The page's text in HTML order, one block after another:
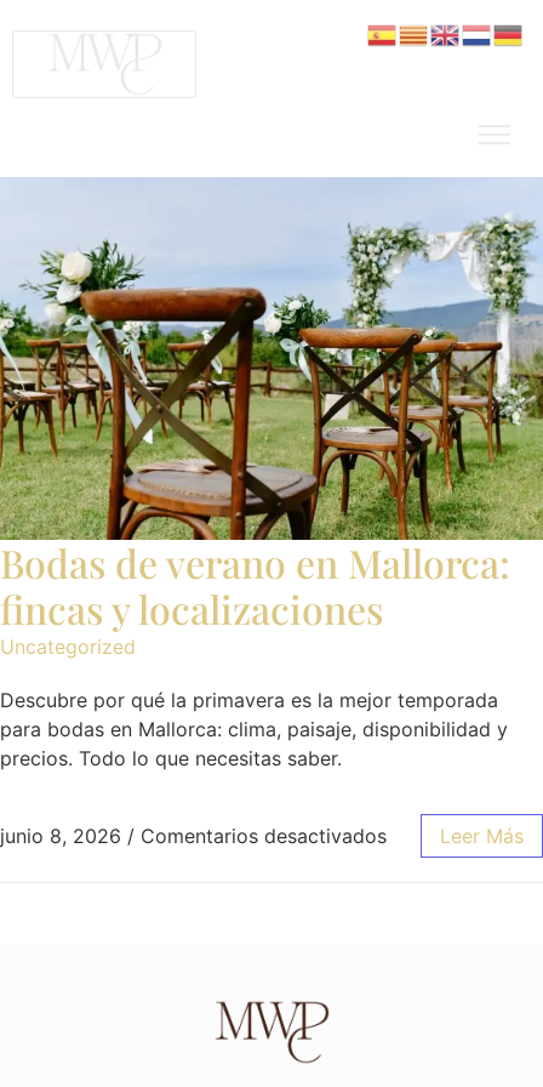
Bodas de verano en Mallorca:
fincas y localizaciones
Uncategorized
Descubre por qué la primavera es la mejor temporada
para bodas en Mallorca: clima, paisaje, disponibilidad y
precios. Todo lo que necesitas saber.
junio 8, 2026 / Comentarios desactivados Leer Más